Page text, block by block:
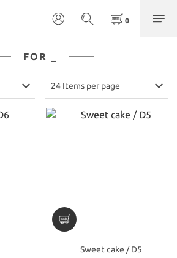
FOR _
24 Items per page
Sweet cake / D5